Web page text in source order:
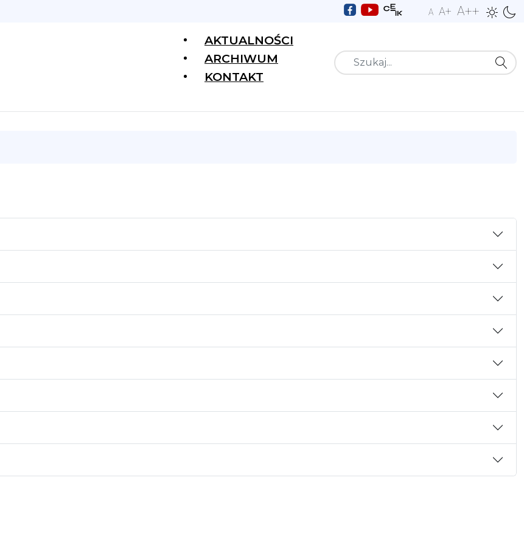
A A+ A++
AKTUALNOŚCI
ARCHIWUM
KONTAKT
Szukaj